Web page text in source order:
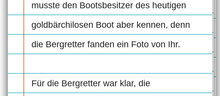
musste den Bootsbesitzer des heutigen
goldbärchilosen Boot aber kennen, denn
die Bergretter fanden ein Foto von Ihr.
Für die Bergretter war klar, die